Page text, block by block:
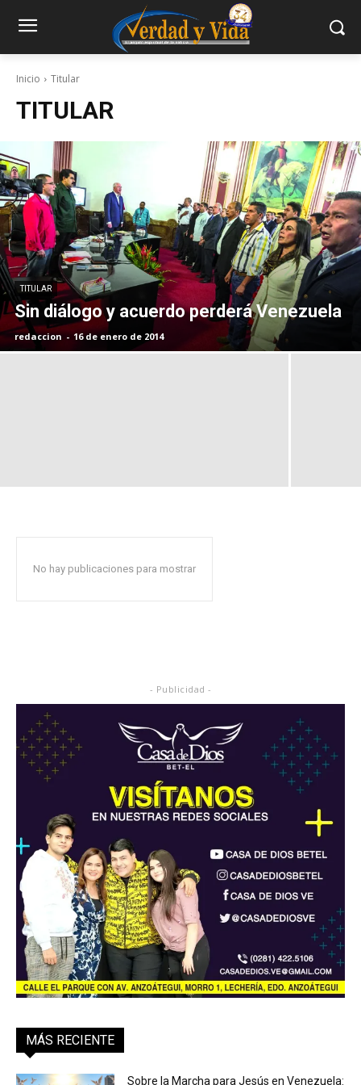
Inicio Titular
TITULAR
TITULAR
Sin diálogo y acuerdo perderá Venezuela
redaccion - 16 de enero de 2014
No hay publicaciones para mostrar
- Publicidad -
MÁS RECIENTE
Sobre la Marcha para Jesús en Venezuela: